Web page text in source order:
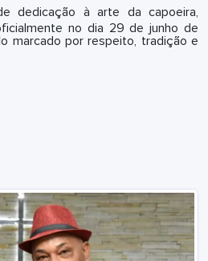
dedicação à arte da capoeira,
no dia 29 de junho de
marcado por respeito, tradição e